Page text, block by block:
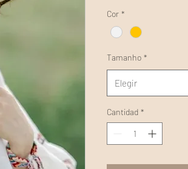
Cor *
Tamanho *
Elegir
Cantidad *